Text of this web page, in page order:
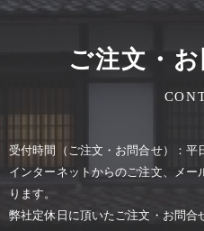
ご注文・
受付時間（ご注⽂・お問合せ）：平
インターネットからのご注⽂、メー
ります。
弊社定休⽇に頂いたご注⽂・お問合